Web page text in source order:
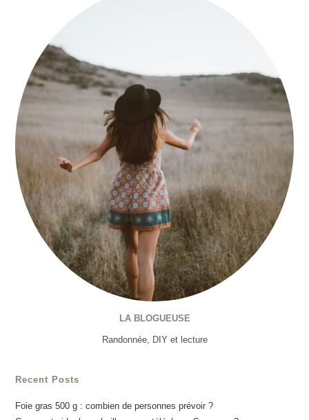
LA BLOGUEUSE
Randonnée, DIY et lecture
Recent Posts
Foie gras 500 g : combien de personnes prévoir ?